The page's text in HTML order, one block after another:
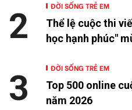
ĐỜI SỐNG TRẺ EM
Thể lệ cuộc thi
học hạnh phúc"
2
ĐỜI SỐNG TRẺ EM
Top 500 online
năm 2026
3